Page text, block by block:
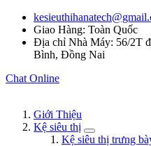
Giao Hàng: Toàn Quốc
Địa chỉ Nhà Máy: 56/2T
Bình, Đồng Nai
Chat Online
Giới Thiệu
Kệ siêu thị
Kệ siêu thị trưng